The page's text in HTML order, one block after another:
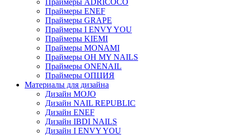
Праймеры ADRICOCO
Праймеры ENEF
Праймеры GRAPE
Праймеры I ENVY YOU
Праймеры KIEMI
Праймеры MONAMI
Праймеры OH MY NAILS
Праймеры ONENAIL
Праймеры ОПЦИЯ
Материалы для дизайна
Дизайн MOJO
Дизайн NAIL REPUBLIC
Дизайн ENEF
Дизайн IBDI NAILS
Дизайн I ENVY YOU